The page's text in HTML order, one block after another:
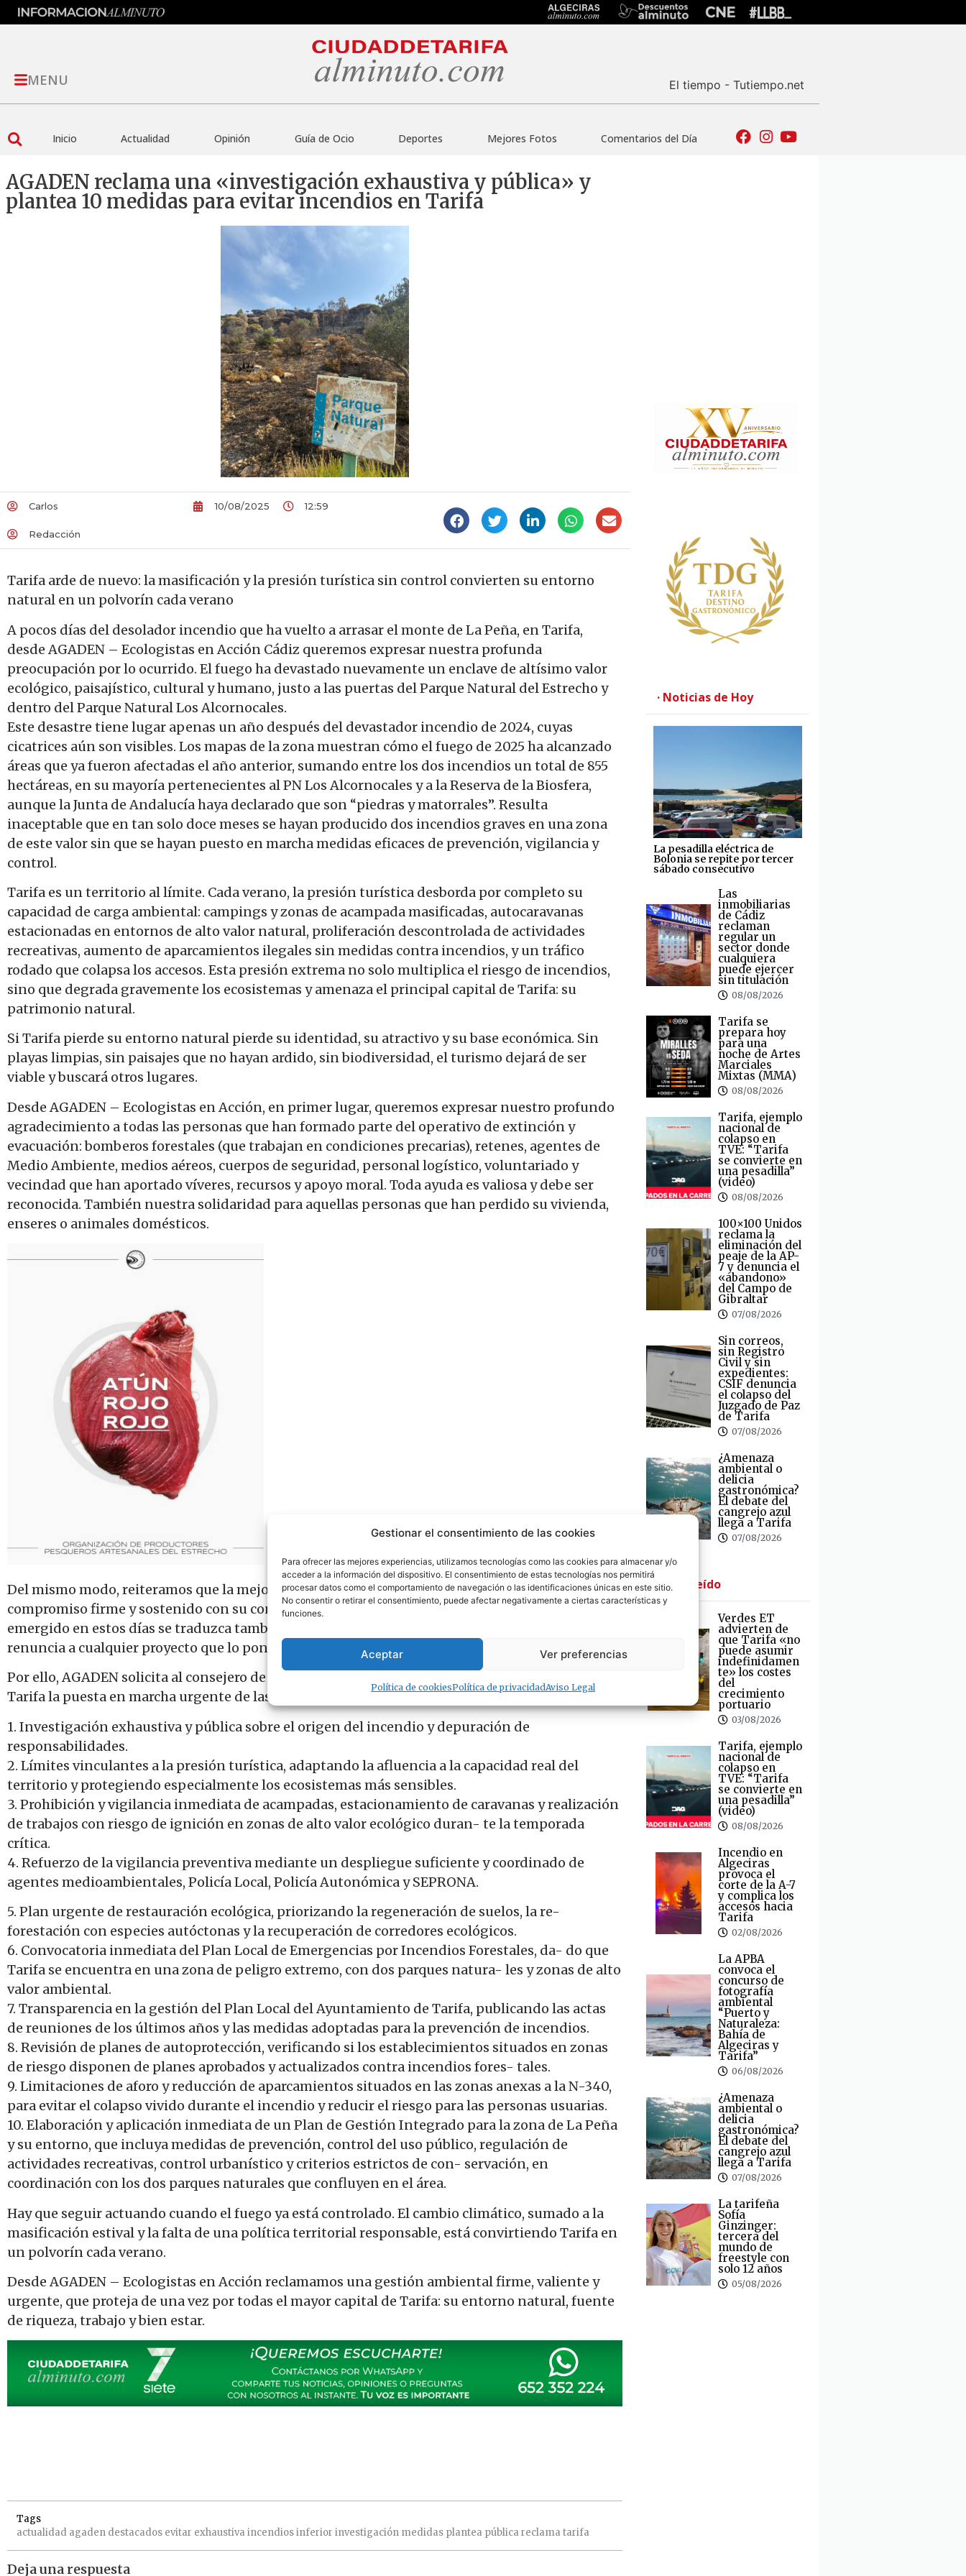
Gestionar el consentimiento de las cookies
Para ofrecer las mejores experiencias, utilizamos tecnologías como las cookies para almacenar y/o
acceder a la información del dispositivo. El consentimiento de estas tecnologías nos permitirá
procesar datos como el comportamiento de navegación o las identificaciones únicas en este sitio.
No consentir o retirar el consentimiento, puede afectar negativamente a ciertas características y
funciones.
Aceptar Ver preferencias
Política de cookiesPolítica de privacidadAviso Legal
MENU El tiempo - Tutiempo.net
Inicio Actualidad Opinión Guía de Ocio Deportes Mejores Fotos Comentarios del Día
AGADEN reclama una «investigación exhaustiva y pública» y
plantea 10 medidas para evitar incendios en Tarifa
Carlos
Redacción
10/08/2025 12:59
Tarifa arde de nuevo: la masificación y la presión turística sin control convierten su entorno
natural en un polvorín cada verano
A pocos días del desolador incendio que ha vuelto a arrasar el monte de La Peña, en Tarifa,
desde AGADEN – Ecologistas en Acción Cádiz queremos expresar nuestra profunda
preocupación por lo ocurrido. El fuego ha devastado nuevamente un enclave de altísimo valor
ecológico, paisajístico, cultural y humano, justo a las puertas del Parque Natural del Estrecho y
dentro del Parque Natural Los Alcornocales.
Este desastre tiene lugar apenas un año después del devastador incendio de 2024, cuyas
cicatrices aún son visibles. Los mapas de la zona muestran cómo el fuego de 2025 ha alcanzado
áreas que ya fueron afectadas el año anterior, sumando entre los dos incendios un total de 855
hectáreas, en su mayoría pertenecientes al PN Los Alcornocales y a la Reserva de la Biosfera,
aunque la Junta de Andalucía haya declarado que son “piedras y matorrales”. Resulta
inaceptable que en tan solo doce meses se hayan producido dos incendios graves en una zona
de este valor sin que se hayan puesto en marcha medidas eficaces de prevención, vigilancia y
control.
Tarifa es un territorio al límite. Cada verano, la presión turística desborda por completo su
capacidad de carga ambiental: campings y zonas de acampada masificadas, autocaravanas
estacionadas en entornos de alto valor natural, proliferación descontrolada de actividades
recreativas, aumento de aparcamientos ilegales sin medidas contra incendios, y un tráfico
rodado que colapsa los accesos. Esta presión extrema no solo multiplica el riesgo de incendios,
sino que degrada gravemente los ecosistemas y amenaza el principal capital de Tarifa: su
patrimonio natural.
Si Tarifa pierde su entorno natural pierde su identidad, su atractivo y su base económica. Sin
playas limpias, sin paisajes que no hayan ardido, sin biodiversidad, el turismo dejará de ser
viable y buscará otros lugares.
Desde AGADEN – Ecologistas en Acción, en primer lugar, queremos expresar nuestro profundo
agradecimiento a todas las personas que han formado parte del operativo de extinción y
evacuación: bomberos forestales (que trabajan en condiciones precarias), retenes, agentes de
Medio Ambiente, medios aéreos, cuerpos de seguridad, personal logístico, voluntariado y
vecindad que han aportado víveres, recursos y apoyo moral. Toda ayuda es valiosa y debe ser
reconocida. También nuestra solidaridad para aquellas personas que han perdido su vivienda,
enseres o animales domésticos.
Del mismo modo, reiteramos que la mejor muestra de amor y respeto por esta tierra es un
compromiso firme y sostenido con su conservación. Esperamos que la solidaridad que ha
emergido en estos días se traduzca también en un respeto absoluto al territorio y en la
renuncia a cualquier proyecto que lo ponga en peligro.
Por ello, AGADEN solicita al consejero de Gobernación de la Junta de Andalucía y al alcalde de
Tarifa la puesta en marcha urgente de las siguientes medidas:
1. Investigación exhaustiva y pública sobre el origen del incendio y depuración de
responsabilidades.
2. Límites vinculantes a la presión turística, adaptando la afluencia a la capacidad real del
territorio y protegiendo especialmente los ecosistemas más sensibles.
3. Prohibición y vigilancia inmediata de acampadas, estacionamiento de caravanas y realización
de trabajos con riesgo de ignición en zonas de alto valor ecológico duran- te la temporada
crítica.
4. Refuerzo de la vigilancia preventiva mediante un despliegue suficiente y coordinado de
agentes medioambientales, Policía Local, Policía Autonómica y SEPRONA.
5. Plan urgente de restauración ecológica, priorizando la regeneración de suelos, la re-
forestación con especies autóctonas y la recuperación de corredores ecológicos.
6. Convocatoria inmediata del Plan Local de Emergencias por Incendios Forestales, da- do que
Tarifa se encuentra en una zona de peligro extremo, con dos parques natura- les y zonas de alto
valor ambiental.
7. Transparencia en la gestión del Plan Local del Ayuntamiento de Tarifa, publicando las actas
de reuniones de los últimos años y las medidas adoptadas para la prevención de incendios.
8. Revisión de planes de autoprotección, verificando si los establecimientos situados en zonas
de riesgo disponen de planes aprobados y actualizados contra incendios fores- tales.
9. Limitaciones de aforo y reducción de aparcamientos situados en las zonas anexas a la N-340,
para evitar el colapso vivido durante el incendio y reducir el riesgo para las personas usuarias.
10. Elaboración y aplicación inmediata de un Plan de Gestión Integrado para la zona de La Peña
y su entorno, que incluya medidas de prevención, control del uso público, regulación de
actividades recreativas, control urbanístico y criterios estrictos de con- servación, en
coordinación con los dos parques naturales que confluyen en el área.
Hay que seguir actuando cuando el fuego ya está controlado. El cambio climático, sumado a la
masificación estival y la falta de una política territorial responsable, está convirtiendo Tarifa en
un polvorín cada verano.
Desde AGADEN – Ecologistas en Acción reclamamos una gestión ambiental firme, valiente y
urgente, que proteja de una vez por todas el mayor capital de Tarifa: su entorno natural, fuente
de riqueza, trabajo y bien estar.
Tags
actualidad agaden destacados evitar exhaustiva incendiosinferior investigación medidas plantea pública reclama tarifa
Deja una respuesta
· Noticias de Hoy
La pesadilla eléctrica de
Bolonia se repite por tercer
sábado consecutivo
Las
inmobiliarias
de Cádiz
reclaman
regular un
sector donde
cualquiera
puede ejercer
sin titulación
08/08/2026
Tarifa se
prepara hoy
para una
noche de Artes
Marciales
Mixtas (MMA)
08/08/2026
Tarifa, ejemplo
nacional de
colapso en
TVE: “Tarifa
se convierte en
una pesadilla”
(video)
08/08/2026
100×100 Unidos
reclama la
eliminación del
peaje de la AP-
7 y denuncia el
«abandono»
del Campo de
Gibraltar
07/08/2026
Sin correos,
sin Registro
Civil y sin
expedientes:
CSIF denuncia
el colapso del
Juzgado de Paz
de Tarifa
07/08/2026
¿Amenaza
ambiental o
delicia
gastronómica?
El debate del
cangrejo azul
llega a Tarifa
07/08/2026
· Lo + Leído
Verdes ET
advierten de
que Tarifa «no
puede asumir
indefinidamen
te» los costes
del
crecimiento
portuario
03/08/2026
Tarifa, ejemplo
nacional de
colapso en
TVE: “Tarifa
se convierte en
una pesadilla”
(video)
08/08/2026
Incendio en
Algeciras
provoca el
corte de la A-7
y complica los
accesos hacia
Tarifa
02/08/2026
La APBA
convoca el
concurso de
fotografía
ambiental
“Puerto y
Naturaleza:
Bahía de
Algeciras y
Tarifa”
06/08/2026
¿Amenaza
ambiental o
delicia
gastronómica?
El debate del
cangrejo azul
llega a Tarifa
07/08/2026
La tarifeña
Sofía
Ginzinger:
tercera del
mundo de
freestyle con
solo 12 años
05/08/2026